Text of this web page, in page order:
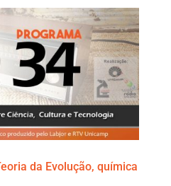
da Evolução, química